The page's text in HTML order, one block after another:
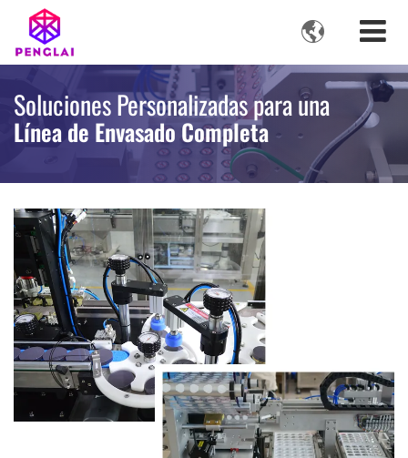

Soluciones Personalizadas para una
Línea de Envasado Completa